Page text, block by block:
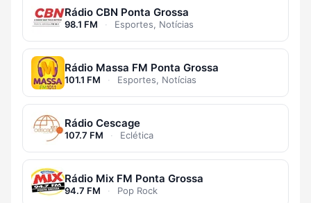
Rádio CBN Ponta Grossa
98.1 FM · Esportes, Notícias
Rádio Massa FM Ponta Grossa
101.1 FM · Esportes, Notícias
Rádio Cescage
107.7 FM · Eclética
Rádio Mix FM Ponta Grossa
94.7 FM · Pop Rock